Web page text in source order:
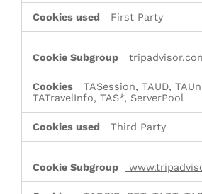
First Party
TASession, TAUD,
TATravelInfo, TAS*, ServerPool
Third Party